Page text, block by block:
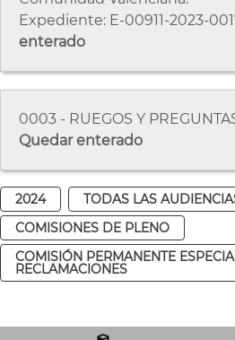
Expediente: E-00911-2023-
enterado
0003 - RUEGOS Y
Quedar enterado
2024 TODAS LAS
COMISIONES DE PLENO
COMISIÓN PERMANENTE
RECLAMACIONES